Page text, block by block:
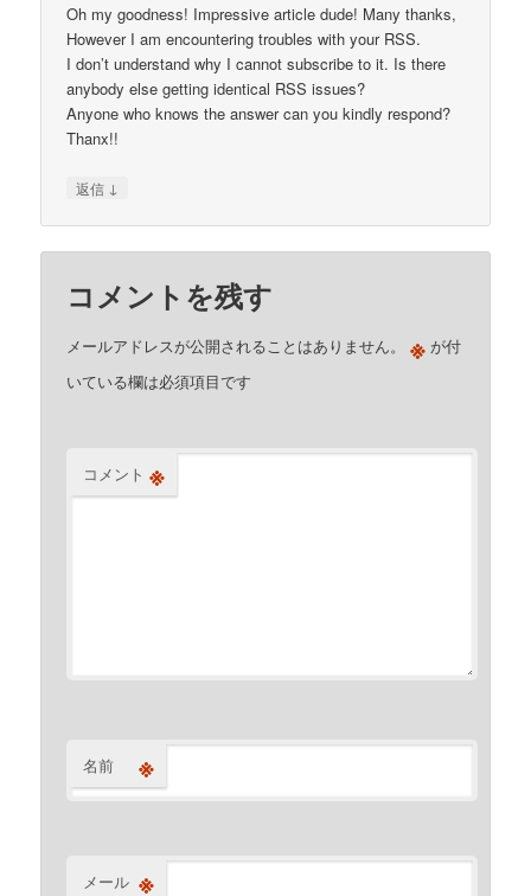
Oh my goodness! Impressive article dude! Many thanks,
However I am encountering troubles with your RSS.
I don’t understand why I cannot subscribe to it. Is there
anybody else getting identical RSS issues?
Anyone who knows the answer can you kindly respond?
Thanx!!
返信 ↓
コメントを残す
メールアドレスが公開されることはありません。 ※ が付
いている欄は必須項目です
コメント ※
名前 ※
メール ※